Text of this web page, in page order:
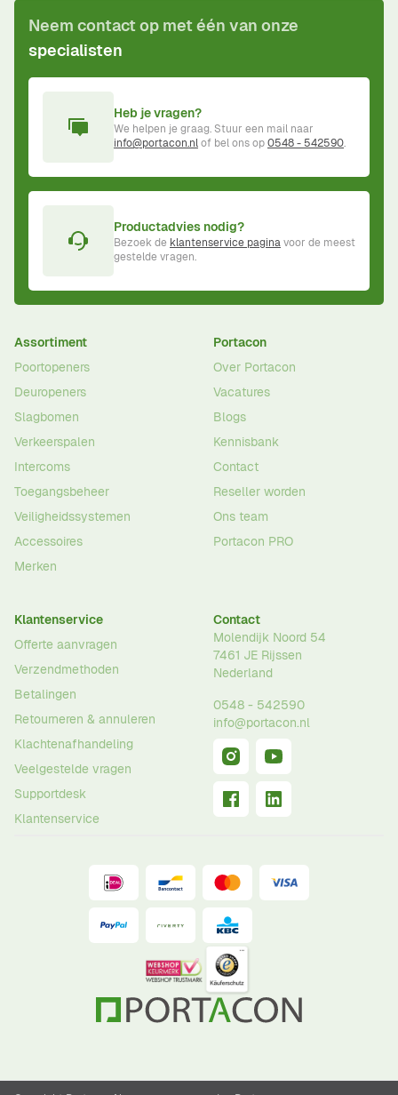
Neem contact op met één van onze
specialisten
Heb je vragen?
We helpen je graag. Stuur een mail naar
info@portacon.nlof bel ons op0548 - 542590.
Productadvies nodig?
Bezoek de klantenservice paginavoor de meest
gestelde vragen.
Assortiment
Poortopeners
Deuropeners
Slagbomen
Verkeerspalen
Intercoms
Toegangsbeheer
Veiligheidssystemen
Accessoires
Merken
Portacon
Over Portacon
Vacatures
Blogs
Kennisbank
Contact
Reseller worden
Ons team
Portacon PRO
Klantenservice
Offerte aanvragen
Verzendmethoden
Betalingen
Retourneren & annuleren
Klachtenafhandeling
Veelgestelde vragen
Supportdesk
Klantenservice
Contact
Molendijk Noord 54
7461 JE Rijssen
Nederland
0548 - 542590
info@portacon.nl